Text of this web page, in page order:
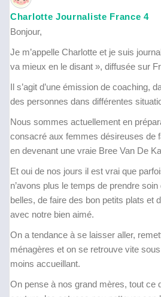
Charlotte Journaliste France 4
Bonjour,
Je m’appelle Charlotte et je suis
va mieux en le disant », diffusée sur
Il s’agit d’une émission de coaching,
des personnes dans différentes
Nous sommes actuellement en
consacré aux femmes désireuses de
en devenant une vraie Bree Van De
Et oui de nos jours il est vrai que
n’avons plus le temps de prendre
belles, de faire des bon petits plats et
avec notre bien aimé.
On a tendance à se laisser aller,
ménagères et on se retrouve vite
moins accueillant.
On pense à nos grand mères, tout ce